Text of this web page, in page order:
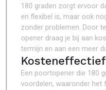
180 graden zorgt ervoor
en flexibel is, maar ook
zonder problemen. Door
opener draag je bij aan
termijn en aan een meer
Kosteneffectief
Een poortopener die 180
voordelen, waaronder